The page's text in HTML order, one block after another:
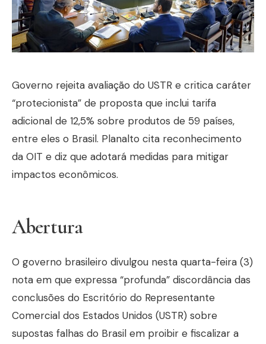
Governo rejeita avaliação do USTR e critica caráter
“protecionista” de proposta que inclui tarifa
adicional de 12,5% sobre produtos de 59 países,
entre eles o Brasil. Planalto cita reconhecimento
da OIT e diz que adotará medidas para mitigar
impactos econômicos.
Abertura
O governo brasileiro divulgou nesta quarta-feira (3)
nota em que expressa “profunda” discordância das
conclusões do Escritório do Representante
Comercial dos Estados Unidos (USTR) sobre
supostas falhas do Brasil em proibir e fiscalizar a